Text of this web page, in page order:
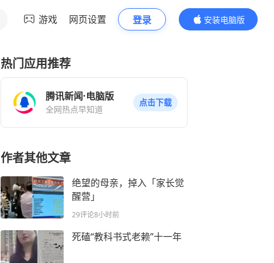
游戏 网页设置 登录
安装电脑版
内容更精彩
热门应用推荐
腾讯新闻·电脑版
全网热点早知道
点击下载
作者其他文章
绝望的母亲，掉入「家长觉
醒营」
29评论8小时前
死磕“教科书式老赖”十一年